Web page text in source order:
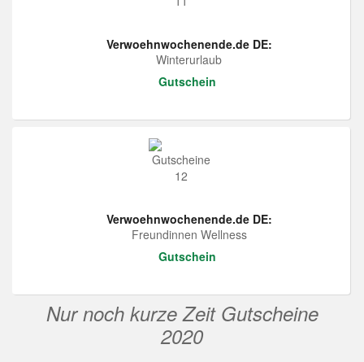
Verwoehnwochenende.de DE:
Winterurlaub
Gutschein
Verwoehnwochenende.de DE:
Freundinnen Wellness
Gutschein
Nur noch kurze Zeit Gutscheine
2020